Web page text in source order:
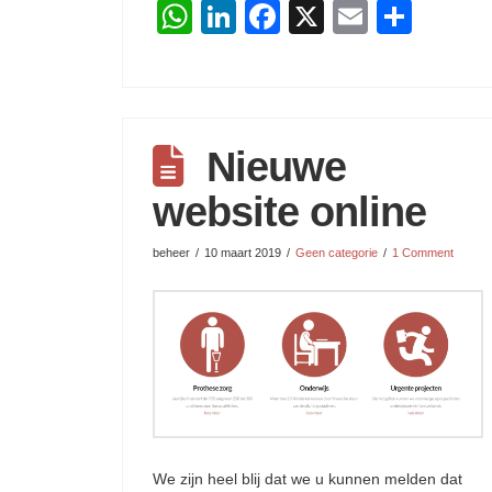
WhatsApp
LinkedIn
Facebook
X Email
Nieuwe
website online
beheer 10 maart 2019 Geen categorie 1 Comment
We zijn heel blij dat we u kunnen melden dat